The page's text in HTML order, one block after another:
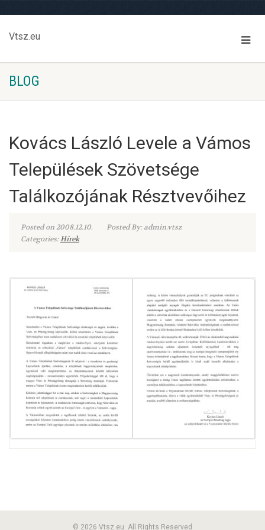
Vtsz.eu
BLOG
Kovács László Levele a Vámos
Települések Szövetsége
Találkozójának Résztvevőihez
Posted on 2008.12.10.
Posted By: admin.vtsz
Categories:Hírek
© 2026 Vtsz.eu. All Rights Reserved